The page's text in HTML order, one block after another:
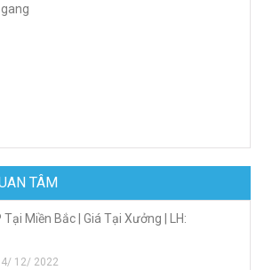
TÂM
Miền Bắc | Giá Tại Xưởng | LH:
12/ 2022